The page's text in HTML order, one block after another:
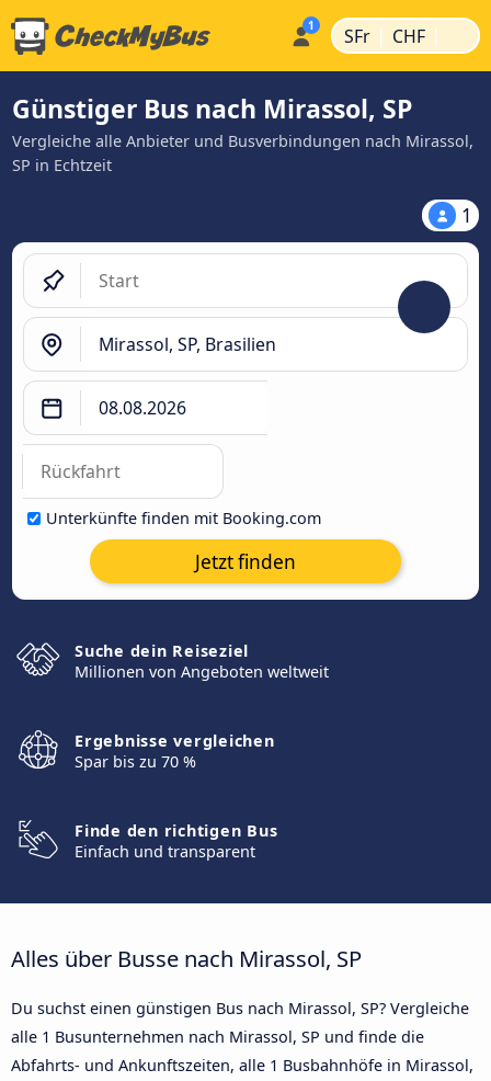
SFr | CHF |
Günstiger Bus nach Mirassol, SP
Vergleiche alle Anbieter und Busverbindungen nach Mirassol,
SP in Echtzeit
1
Unterkünfte finden mit Booking.com
Jetzt finden
Suche dein Reiseziel
Millionen von Angeboten weltweit
Ergebnisse vergleichen
Spar bis zu 70 %
Finde den richtigen Bus
Einfach und transparent
Alles über Busse nach Mirassol, SP
Du suchst einen günstigen Bus nach Mirassol, SP? Vergleiche
alle 1 Busunternehmen nach Mirassol, SP und finde die
Abfahrts- und Ankunftszeiten, alle 1 Busbahnhöfe in Mirassol,